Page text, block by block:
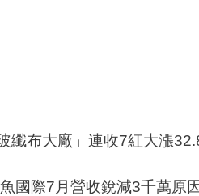
纖布大廠」連收7紅大漲
國際7月營收銳減3千萬